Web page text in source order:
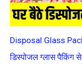
Disposal Glass
डिस्पोजल ग्लास पैकिंग